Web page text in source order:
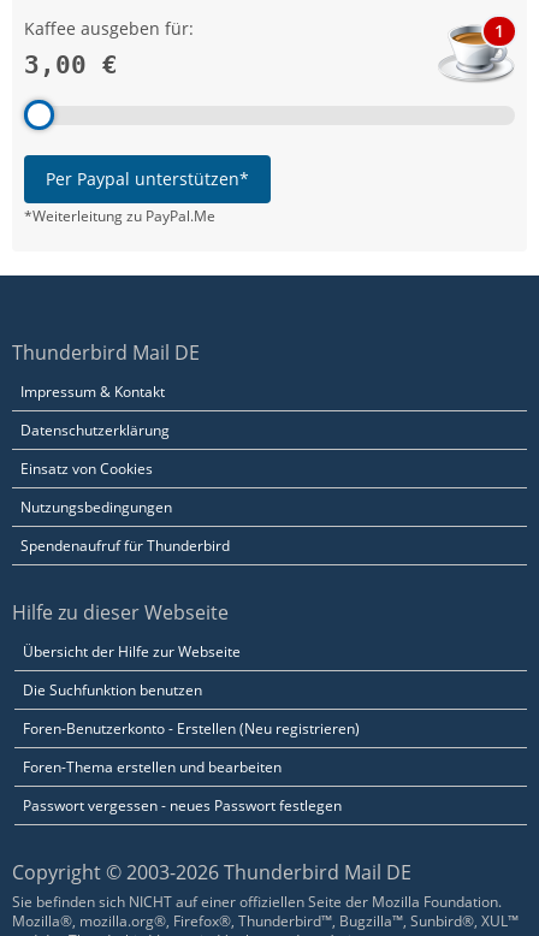
Kaffee ausgeben für:
3,00 €
1
Per Paypal unterstützen*
*Weiterleitung zu PayPal.Me
Thunderbird Mail DE
Impressum & Kontakt
Datenschutzerklärung
Einsatz von Cookies
Nutzungsbedingungen
Spendenaufruf für Thunderbird
Hilfe zu dieser Webseite
Übersicht der Hilfe zur Webseite
Die Suchfunktion benutzen
Foren-Benutzerkonto - Erstellen (Neu registrieren)
Foren-Thema erstellen und bearbeiten
Passwort vergessen - neues Passwort festlegen
Copyright © 2003-2026 Thunderbird Mail DE
Sie befinden sich NICHT auf einer offiziellen Seite der Mozilla Foundation.
Mozilla®, mozilla.org®, Firefox®, Thunderbird™, Bugzilla™, Sunbird®, XUL™